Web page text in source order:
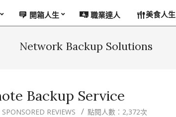
開箱人生 職業達人 美食人生
Network Backup Solutions
Backup Service
SPONSORED REVIEWS 點閱人數：2,372次